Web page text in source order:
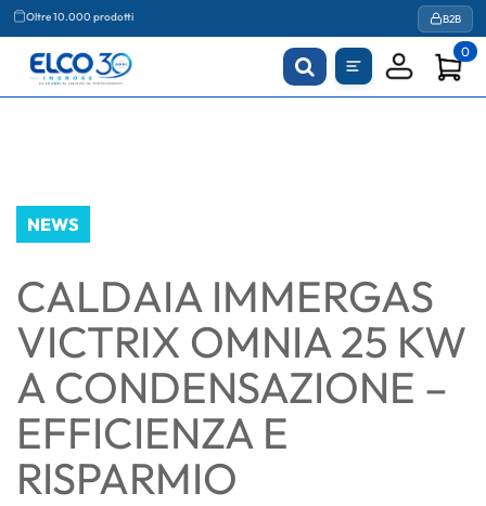
Oltre 10.000 prodotti
Agevolazioni fiscali B2B
0
NEWS
CALDAIA IMMERGAS
VICTRIX OMNIA 25 KW
A CONDENSAZIONE –
EFFICIENZA E
RISPARMIO